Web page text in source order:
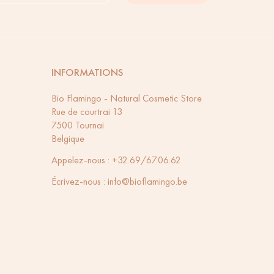
INFORMATIONS
Bio Flamingo - Natural Cosmetic Store
Rue de courtrai 13
7500 Tournai
Belgique
Appelez-nous : +32.69/67.06.62
Écrivez-nous : info@bioflamingo.be